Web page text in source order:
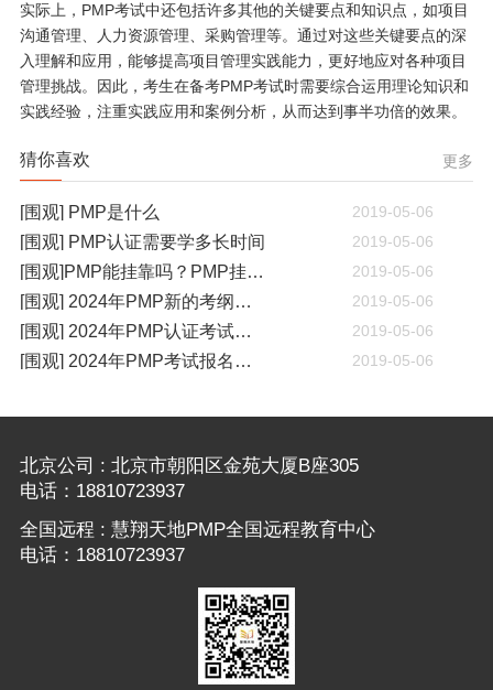
实际上，PMP考试中还包括许多其他的关键要点和知识点，如项目
沟通管理、人力资源管理、采购管理等。通过对这些关键要点的深
入理解和应用，能够提高项目管理实践能力，更好地应对各种项目
管理挑战。因此，考生在备考PMP考试时需要综合运用理论知识和
实践经验，注重实践应用和案例分析，从而达到事半功倍的效果。
猜你喜欢 更多
[围观] PMP是什么 2019-05-06
[围观] PMP认证需要学多长时间 2019-05-06
[围观]PMP能挂靠吗？PMP挂靠一年多少钱 2019-05-06
[围观] 2024年PMP新的考纲有哪些变化 2019-05-06
[围观] 2024年PMP认证考试什么时候开考 2019-05-06
[围观] 2024年PMP考试报名通知 2019-05-06
北京公司 : 北京市朝阳区金苑大厦B座305
电话：18810723937
全国远程 : 慧翔天地PMP全国远程教育中心
电话：18810723937